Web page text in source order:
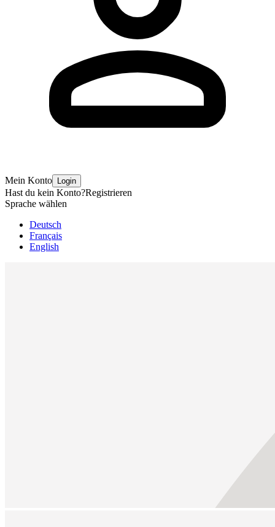
Mein Konto Login
Hast du kein Konto?Registrieren
Sprache wählen
Deutsch
Français
English